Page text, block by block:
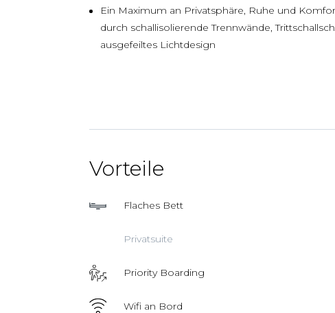
Ein Maximum an Privatsphäre, Ruhe und
durch schallisolierende Trennwände,
ausgefeiltes Lichtdesign
Vorteile
Flaches Bett
Privatsuite
Priority Boarding
Wifi an Bord